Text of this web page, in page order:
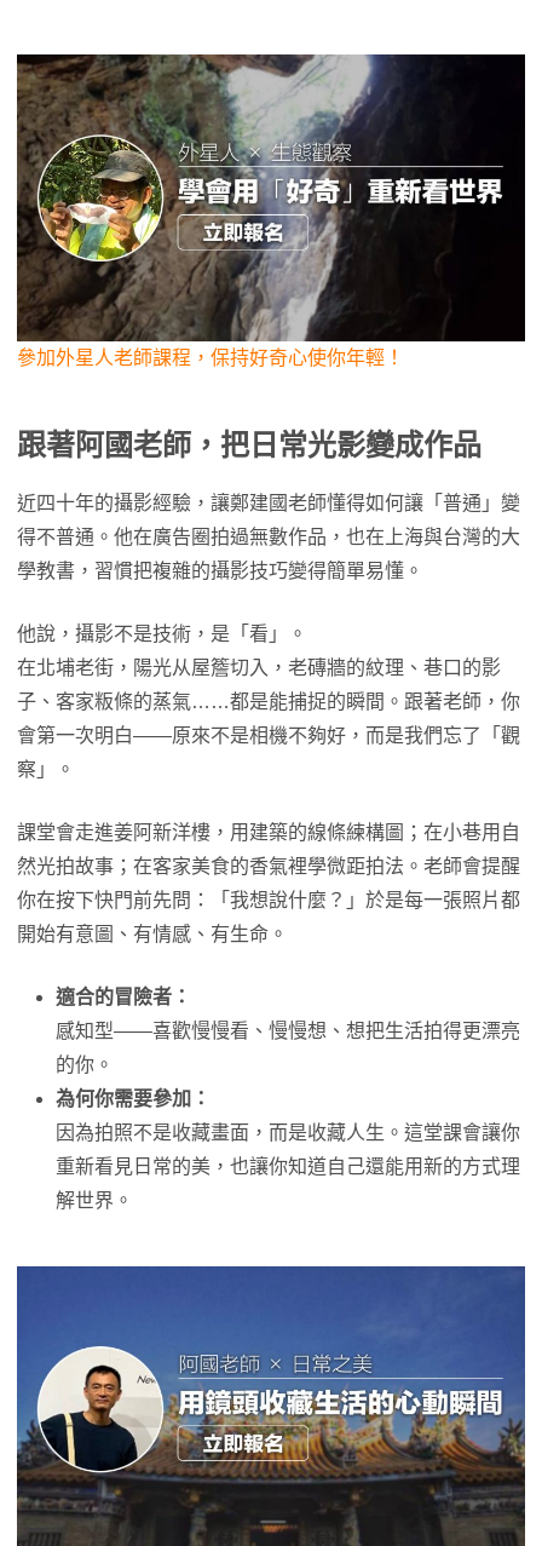
參加外星人老師課程，保持好奇心使你年輕！
跟著阿國老師，把日常光影變成作品
近四十年的攝影經驗，讓鄭建國老師懂得如何讓「普通」變
得不普通。他在廣告圈拍過無數作品，也在上海與台灣的大
學教書，習慣把複雜的攝影技巧變得簡單易懂。
他說，攝影不是技術，是「看」。
在北埔老街，陽光从屋簷切入，老磚牆的紋理、巷口的影
子、客家粄條的蒸氣……都是能捕捉的瞬間。跟著老師，你
會第一次明白——原來不是相機不夠好，而是我們忘了「觀
察」。
課堂會走進姜阿新洋樓，用建築的線條練構圖；在小巷用自
然光拍故事；在客家美食的香氣裡學微距拍法。老師會提醒
你在按下快門前先問：「我想說什麼？」於是每一張照片都
開始有意圖、有情感、有生命。
適合的冒險者：
感知型——喜歡慢慢看、慢慢想、想把生活拍得更漂亮
的你。
為何你需要參加：
因為拍照不是收藏畫面，而是收藏人生。這堂課會讓你
重新看見日常的美，也讓你知道自己還能用新的方式理
解世界。